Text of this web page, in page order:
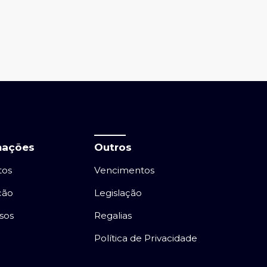
Outros
Vencimentos
Legislação
Regalias
Política de Privacidade